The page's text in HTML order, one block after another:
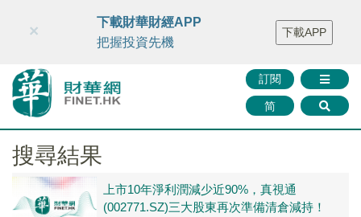
財華智庫網 FINTV FINMETA 財華證券 媒體矩陣
智庫沙龍
聯絡我們
訂閱
简
×
下載財華財經APP
把握投資先機
下載APP
搜尋結果
上市10年淨利潤減少近90%，真視通
(002771.SZ)三大股東再次準備清倉減持！